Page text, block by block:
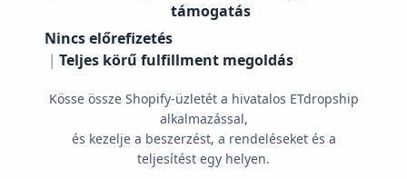
támogatás
Nincs előrefizetés
｜ Teljes körű fulfillment megoldás
Kösse össze Shopify‑üzletét a hivatalos ETdropship
alkalmazással,
és kezelje a beszerzést, a rendeléseket és a
teljesítést egy helyen.